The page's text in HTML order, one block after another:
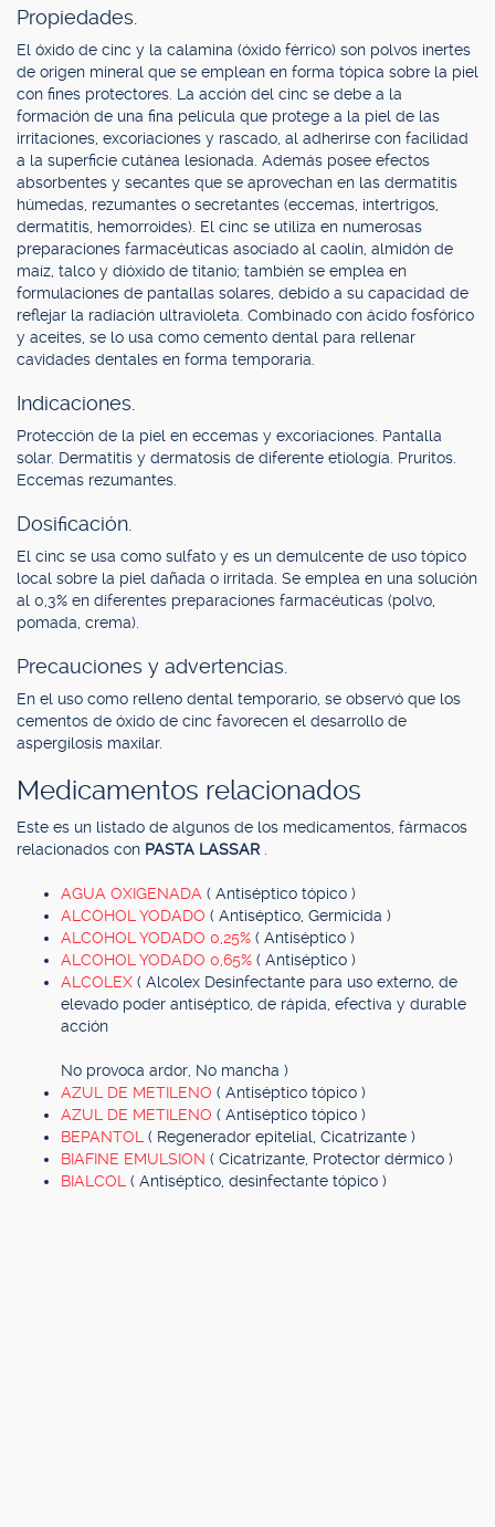
Propiedades.
El óxido de cinc y la calamina (óxido férrico) son polvos inertes
de origen mineral que se emplean en forma tópica sobre la piel
con fines protectores. La acción del cinc se debe a la
formación de una fina película que protege a la piel de las
irritaciones, excoriaciones y rascado, al adherirse con facilidad
a la superficie cutánea lesionada. Además posee efectos
absorbentes y secantes que se aprovechan en las dermatitis
húmedas, rezumantes o secretantes (eccemas, intertrigos,
dermatitis, hemorroides). El cinc se utiliza en numerosas
preparaciones farmacéuticas asociado al caolín, almidón de
maíz, talco y dióxido de titanio; también se emplea en
formulaciones de pantallas solares, debido a su capacidad de
reflejar la radiación ultravioleta. Combinado con ácido fosfórico
y aceites, se lo usa como cemento dental para rellenar
cavidades dentales en forma temporaria.
Indicaciones.
Protección de la piel en eccemas y excoriaciones. Pantalla
solar. Dermatitis y dermatosis de diferente etiología. Pruritos.
Eccemas rezumantes.
Dosificación.
El cinc se usa como sulfato y es un demulcente de uso tópico
local sobre la piel dañada o irritada. Se emplea en una solución
al 0,3% en diferentes preparaciones farmacéuticas (polvo,
pomada, crema).
Precauciones y advertencias.
En el uso como relleno dental temporario, se observó que los
cementos de óxido de cinc favorecen el desarrollo de
aspergilosis maxilar.
Medicamentos relacionados
Este es un listado de algunos de los medicamentos, fármacos
relacionados con PASTA LASSAR
AGUA OXIGENADA ( Antiséptico tópico )
ALCOHOL YODADO ( Antiséptico, Germicida )
ALCOHOL YODADO 0,25% ( Antiséptico )
ALCOHOL YODADO 0,65% ( Antiséptico )
ALCOLEX ( Alcolex Desinfectante para uso externo, de
elevado poder antiséptico, de rápida, efectiva y durable
acción
No provoca ardor, No mancha )
AZUL DE METILENO ( Antiséptico tópico )
AZUL DE METILENO ( Antiséptico tópico )
BEPANTOL ( Regenerador epitelial, Cicatrizante )
BIAFINE EMULSION ( Cicatrizante, Protector dérmico )
BIALCOL ( Antiséptico, desinfectante tópico )